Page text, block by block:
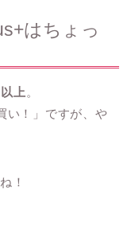
はちょっ
上 。
い！」ですが、や
！